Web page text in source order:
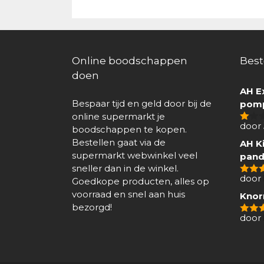
Online boodschappen
doen
Bespaar tijd en geld door bij de
online supermarkt je
boodschappen te kopen.
Bestellen gaat via de
supermarkt webwinkel veel
sneller dan in de winkel.
Goedkope producten, alles op
voorraad en snel aan huis
bezorgd!
AH
1
5
door
AH
4van
door
5
door